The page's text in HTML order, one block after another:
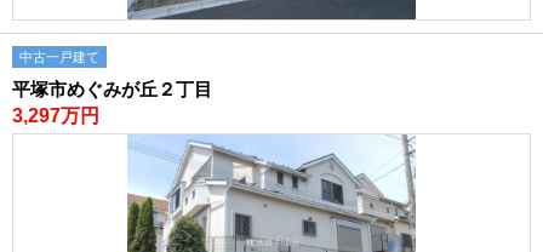
中古一戸建て
平塚市めぐみが丘２丁目
3,297万円